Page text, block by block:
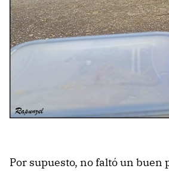
Por supuesto, no faltó un buen